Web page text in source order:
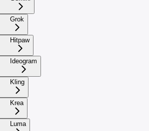
Grok
Hitpaw
Ideogram
Kling
Krea
Luma